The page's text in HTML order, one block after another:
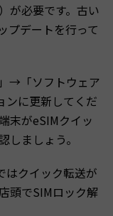
が必要です。古い
プデートを行って
→「ソフトウェア
ンに更新してくだ
末がeSIMクイッ
しましょう。
はクイック転送が
頭でSIMロック解